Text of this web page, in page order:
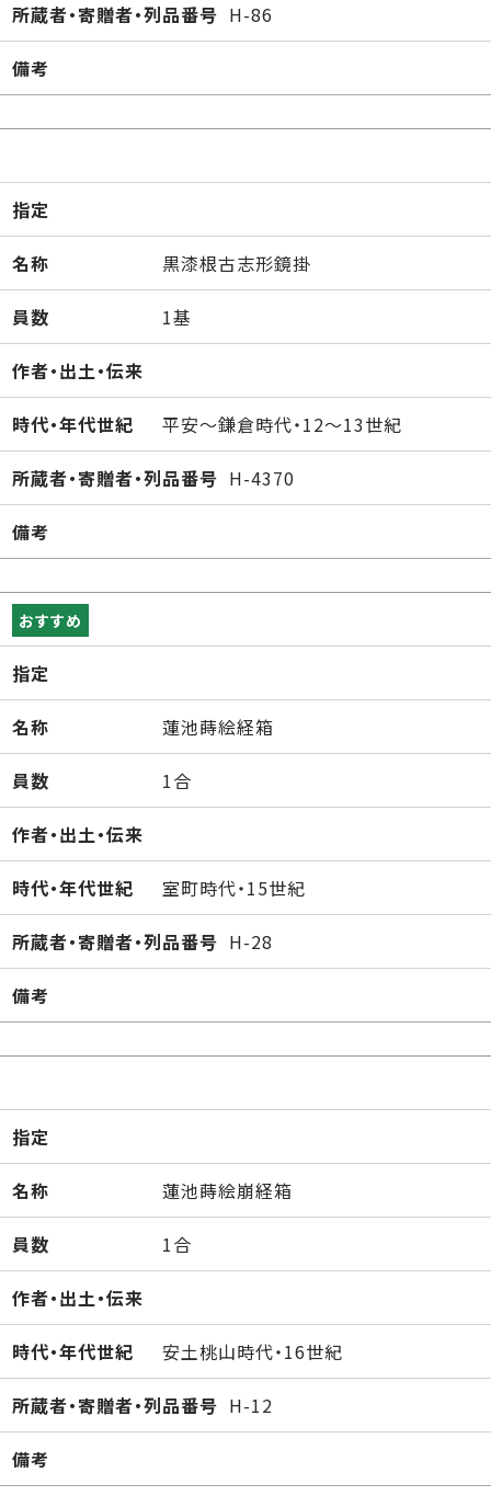
所蔵者・寄贈者・列品番号 H-86
備考
指定
名称 黒漆根古志形鏡掛
員数 1基
作者・出土・伝来
時代・年代世紀 平安～鎌倉時代・12～13世紀
所蔵者・寄贈者・列品番号 H-4370
備考
おすすめ
指定
名称 蓮池蒔絵経箱
員数 1合
作者・出土・伝来
時代・年代世紀 室町時代・15世紀
所蔵者・寄贈者・列品番号 H-28
備考
指定
名称 蓮池蒔絵崩経箱
員数 1合
作者・出土・伝来
時代・年代世紀 安土桃山時代・16世紀
所蔵者・寄贈者・列品番号 H-12
備考